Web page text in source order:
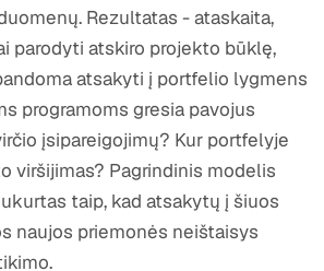
Rezultatas - ataskaita,
parodyti atskiro projekto būklę,
atsakyti į portfelio lygmens
programoms gresia pavojus
įsipareigojimų? Kur portfelyje
viršijimas? Pagrindinis modelis
taip, kad atsakytų į šiuos
naujos priemonės neištaisys